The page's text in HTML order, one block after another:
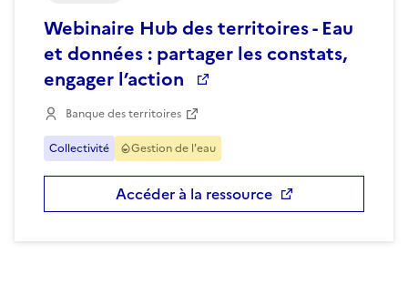
Webinaire Hub des territoires - Eau
et données : partager les constats,
engager l’action
Banque des territoires
Collectivité Gestion de l'eau
Accéder à la ressource